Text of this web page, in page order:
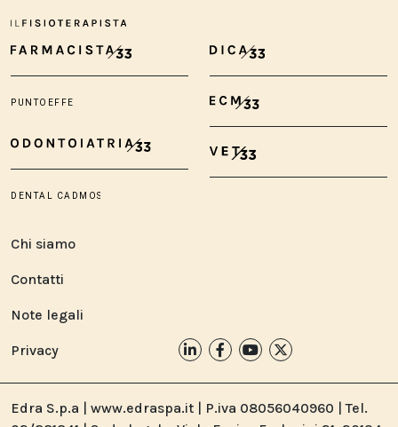
Chi siamo
Contatti
Note legali
Privacy
Edra S.p.a | www.edraspa.it | P.iva 08056040960 | Tel.